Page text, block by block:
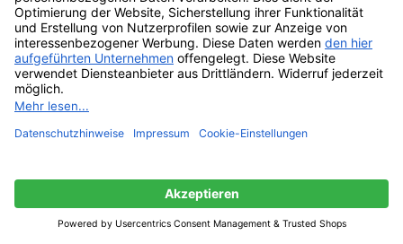
Ausverkauft
CHF77.95 Ursprünglicher Preis war:
CHF77.95CHF69.95Aktueller Preis ist: CHF69.95.